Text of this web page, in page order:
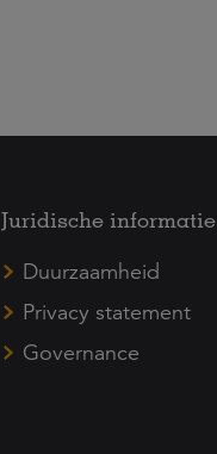
Juridische informatie
Duurzaamheid
Privacy statement
Governance